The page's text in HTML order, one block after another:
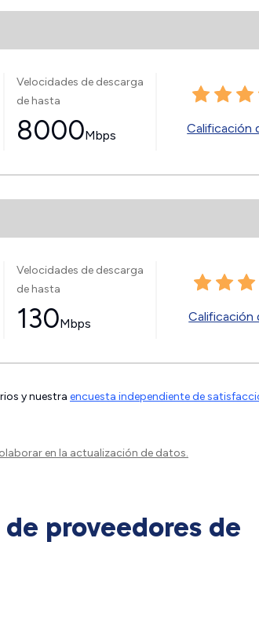
Velocidades de descarga
de hasta
8000Mbps Calificación
Velocidades de descarga
de hasta
130Mbps Calificación
y nuestra encuesta independiente de
en la actualización de datos.
proveedores de